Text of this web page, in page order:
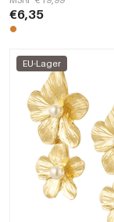
€6,35
EU-Lager